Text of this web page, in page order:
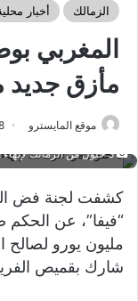
الزمالك أخبار
المغربي
مأزق جديد
موقع المايسترو 28
3 حلول من الزمالك لإنهاء أزمة إيقاف القيد
كشفت لجنة فض
“فيفا”، عن الحكم
مليون يورو لصالح
شارك بقميص